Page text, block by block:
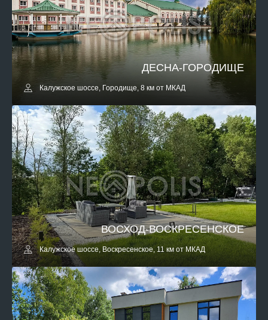
ДЕСНА-ГОРОДИЩЕ
Калужское шоссе, Городище, 8 км от МКАД
ВОСХОД-ВОСКРЕСЕНСКОЕ
Калужское шоссе, Воскресенское, 11 км от МКАД